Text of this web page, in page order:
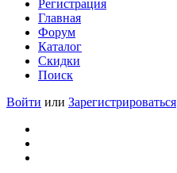
Регистрация
Главная
Форум
Каталог
Скидки
Поиск
Войти или Зарегистрироваться